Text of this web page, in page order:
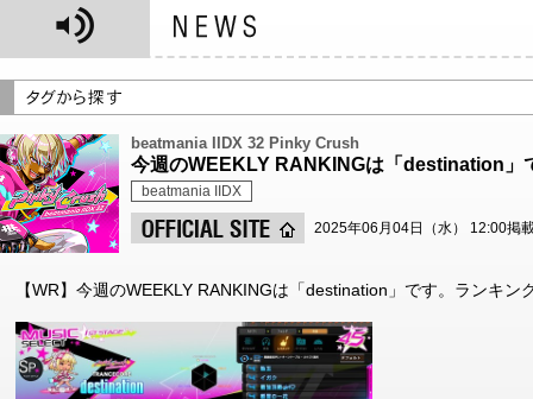
beatmania IIDX 32 Pinky Crush
今週のWEEKLY RANKINGは「destination」
beatmania IIDX
2025年06月04日（水） 12:00掲
【WR】今週のWEEKLY RANKINGは「destination」です。ランキ